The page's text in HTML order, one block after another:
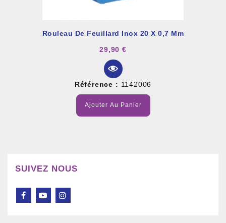
Rouleau De Feuillard Inox 20 X 0,7 Mm
29,90 €
Référence : 1142006
Ajouter Au Panier
SUIVEZ NOUS